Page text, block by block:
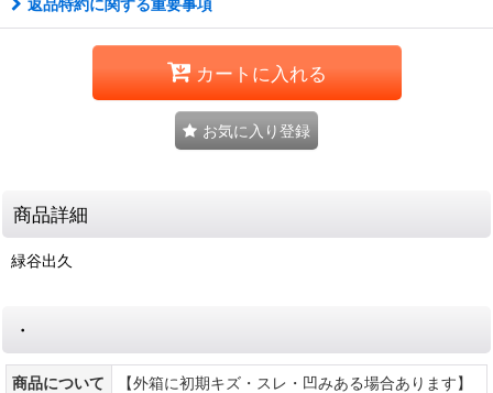
返品特約に関する重要事項
カートに入れる
お気に入り登録
商品詳細
緑谷出久
・
商品について
【外箱に初期キズ・スレ・凹みある場合あります】